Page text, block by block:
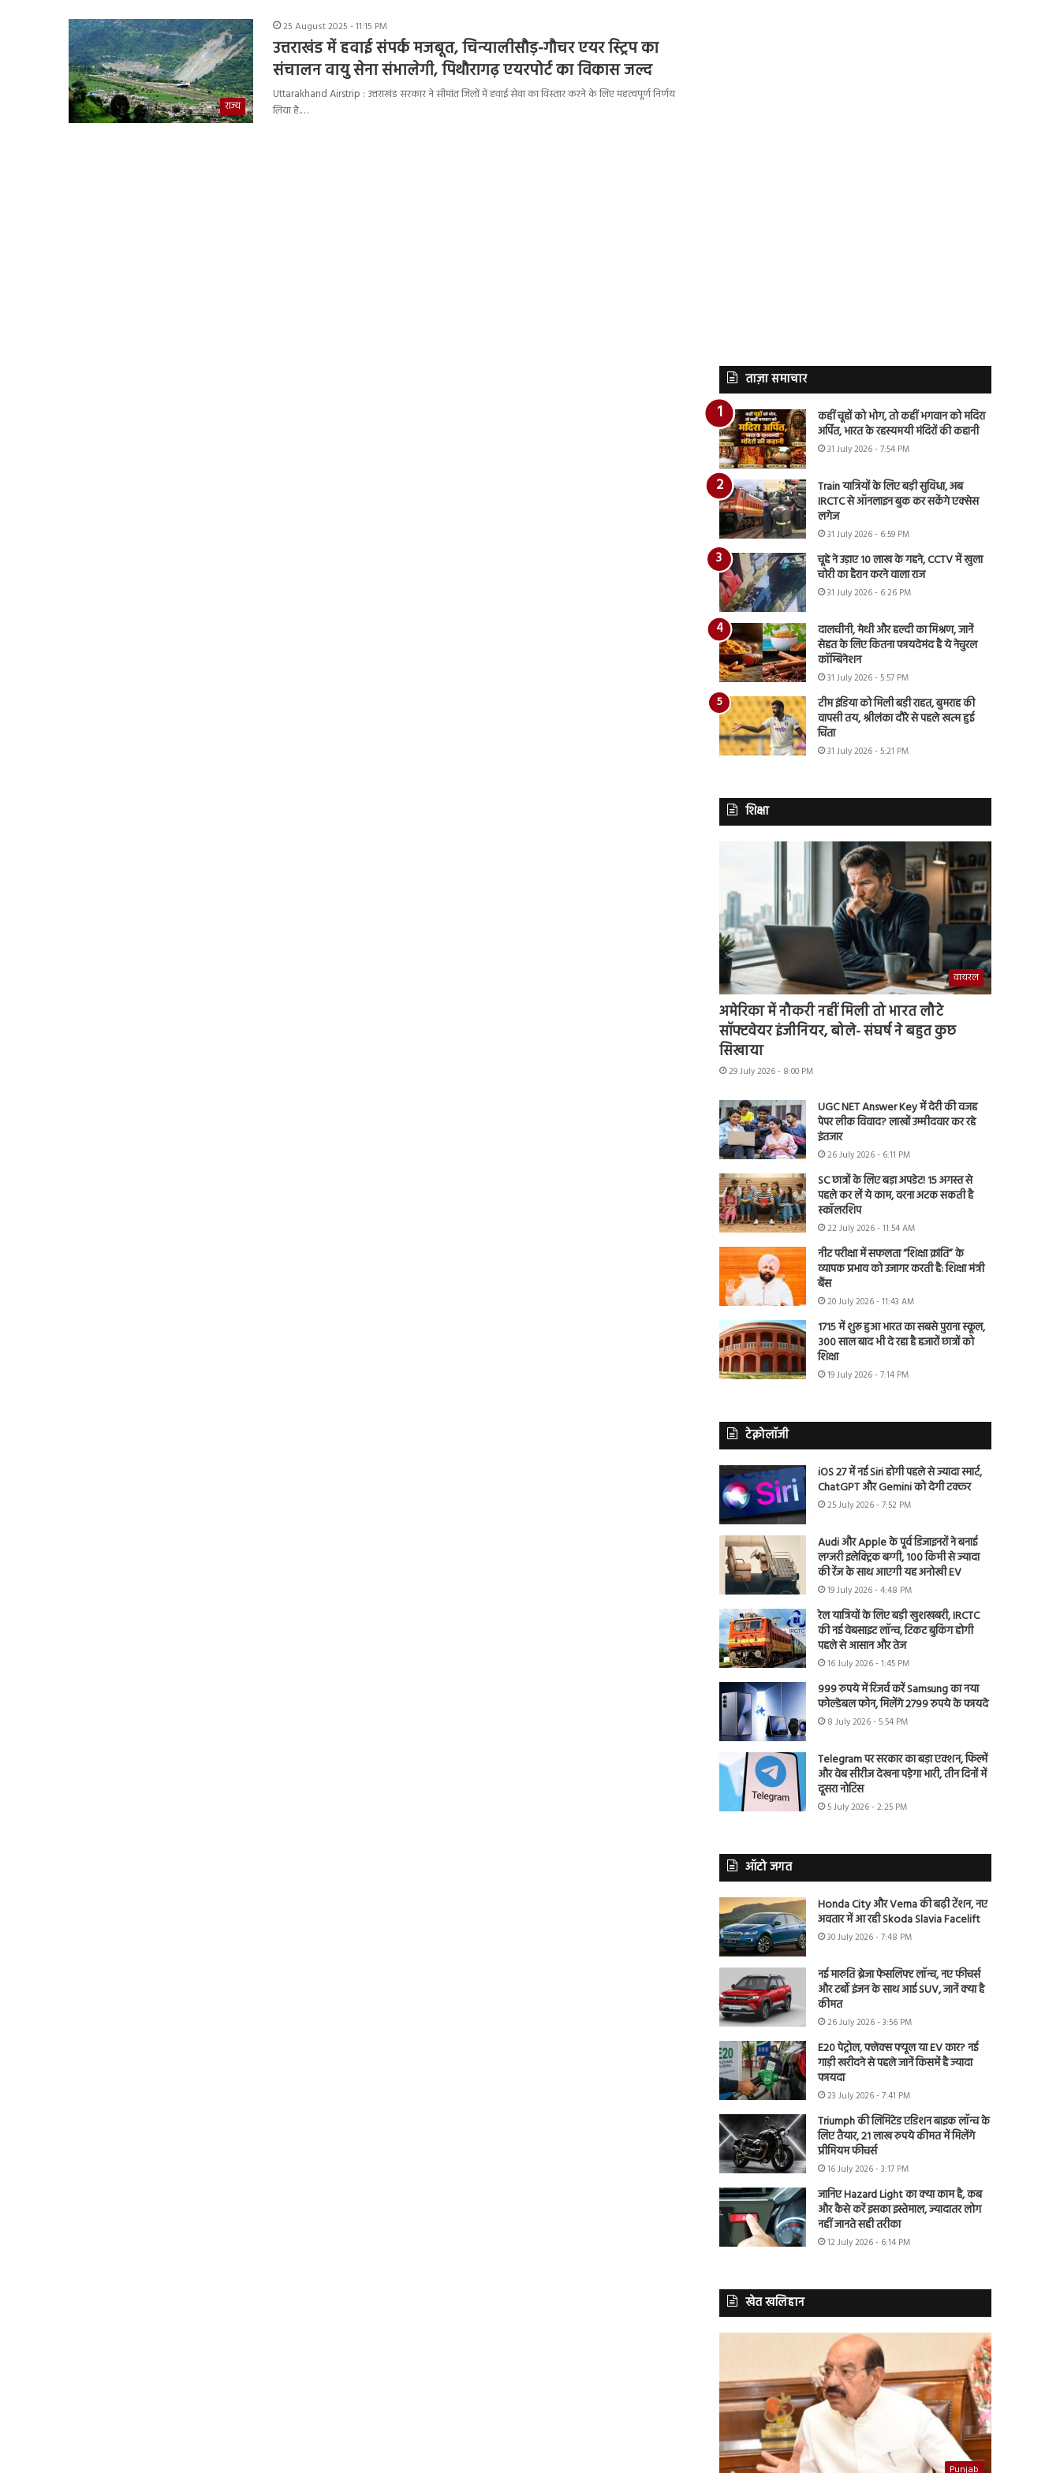
राज्य
25 August 2025 - 11:15 PM
उत्तराखंड में हवाई संपर्क मजबूत, चिन्यालीसौड़-गौचर एयर स्ट्रिप का
संचालन वायु सेना संभालेगी, पिथौरागढ़ एयरपोर्ट का विकास जल्द
Uttarakhand Airstrip : उत्तराखंड सरकार ने सीमांत जिलों में हवाई सेवा का विस्तार करने के लिए महत्वपूर्ण निर्णय
लिया है.…
ताज़ा समाचार
कहीं चूहों को भोग, तो कहीं भगवान को मदिरा
अर्पित, भारत के रहस्यमयी मंदिरों की कहानी
31 July 2026 - 7:54 PM
Train यात्रियों के लिए बड़ी सुविधा, अब
IRCTC से ऑनलाइन बुक कर सकेंगे एक्सेस
लगेज
31 July 2026 - 6:59 PM
चूहे ने उड़ाए 10 लाख के गहने, CCTV में खुला
चोरी का हैरान करने वाला राज
31 July 2026 - 6:26 PM
दालचीनी, मेथी और हल्दी का मिश्रण, जानें
सेहत के लिए कितना फायदेमंद है ये नेचुरल
कॉम्बिनेशन
31 July 2026 - 5:57 PM
टीम इंडिया को मिली बड़ी राहत, बुमराह की
वापसी तय, श्रीलंका दौरे से पहले खत्म हुई
चिंता
31 July 2026 - 5:21 PM
शिक्षा
वायरल
अमेरिका में नौकरी नहीं मिली तो भारत लौटे
सॉफ्टवेयर इंजीनियर, बोले- संघर्ष ने बहुत कुछ
सिखाया
29 July 2026 - 8:00 PM
UGC NET Answer Key में देरी की वजह
पेपर लीक विवाद? लाखों उम्मीदवार कर रहे
इंतजार
26 July 2026 - 6:11 PM
SC छात्रों के लिए बड़ा अपडेट! 15 अगस्त से
पहले कर लें ये काम, वरना अटक सकती है
स्कॉलरशिप
22 July 2026 - 11:54 AM
नीट परीक्षा में सफलता “शिक्षा क्रांति” के
व्यापक प्रभाव को उजागर करती है: शिक्षा मंत्री
बैंस
20 July 2026 - 11:43 AM
1715 में शुरू हुआ भारत का सबसे पुराना स्कूल,
300 साल बाद भी दे रहा है हजारों छात्रों को
शिक्षा
19 July 2026 - 7:14 PM
टेक्नोलॉजी
iOS 27 में नई Siri होगी पहले से ज्यादा स्मार्ट,
ChatGPT और Gemini को देगी टक्कर
25 July 2026 - 7:52 PM
Audi और Apple के पूर्व डिजाइनरों ने बनाई
लग्जरी इलेक्ट्रिक बग्गी, 100 किमी से ज्यादा
की रेंज के साथ आएगी यह अनोखी EV
19 July 2026 - 4:48 PM
रेल यात्रियों के लिए बड़ी खुशखबरी, IRCTC
की नई वेबसाइट लॉन्च, टिकट बुकिंग होगी
पहले से आसान और तेज
16 July 2026 - 1:45 PM
999 रुपये में रिजर्व करें Samsung का नया
फोल्डेबल फोन, मिलेंगे 2799 रुपये के फायदे
8 July 2026 - 5:54 PM
Telegram पर सरकार का बड़ा एक्शन, फिल्में
और वेब सीरीज देखना पड़ेगा भारी, तीन दिनों में
दूसरा नोटिस
5 July 2026 - 2:25 PM
ऑटो जगत
Honda City और Verna की बढ़ी टेंशन, नए
अवतार में आ रही Skoda Slavia Facelift
30 July 2026 - 7:48 PM
नई मारुति ब्रेजा फेसलिफ्ट लॉन्च, नए फीचर्स
और टर्बो इंजन के साथ आई SUV, जानें क्या है
कीमत
26 July 2026 - 3:56 PM
E20 पेट्रोल, फ्लेक्स फ्यूल या EV कार? नई
गाड़ी खरीदने से पहले जानें किसमें है ज्यादा
फायदा
23 July 2026 - 7:41 PM
Triumph की लिमिटेड एडिशन बाइक लॉन्च के
लिए तैयार, 21 लाख रुपये कीमत में मिलेंगे
प्रीमियम फीचर्स
16 July 2026 - 3:17 PM
जानिए Hazard Light का क्या काम है, कब
और कैसे करें इसका इस्तेमाल, ज्यादातर लोग
नहीं जानते सही तरीका
12 July 2026 - 6:14 PM
खेत खलिहान
Punjab